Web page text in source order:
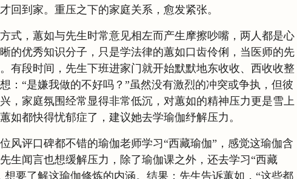
回到家。重压之下的家庭关系，愈发紧张。
式，蕙如与先生时常意见相左而产生摩擦吵嘴，两人都是心
的优秀知识分子，只是学法律的蕙如口齿伶俐，当医师的先
有段时间，先生下班进家门就开始默默地东收收、西收收整
：“是嫌我做的不好吗？”虽然没有激烈的冲突或争执，但彼
，家庭氛围经常显得非常低沉，对蕙如的精神压力更是雪上
如都快得忧郁症了，建议她去学瑜伽纾解压力。
风评口碑都不错的瑜伽老师学习“西藏瑜伽”，感觉这瑜伽含
生闻言也想缓解压力，除了瑜伽课之外，还去学习“西藏
想要了解这瑜伽修炼的内涵。结果；先生告诉蕙如，“这些都